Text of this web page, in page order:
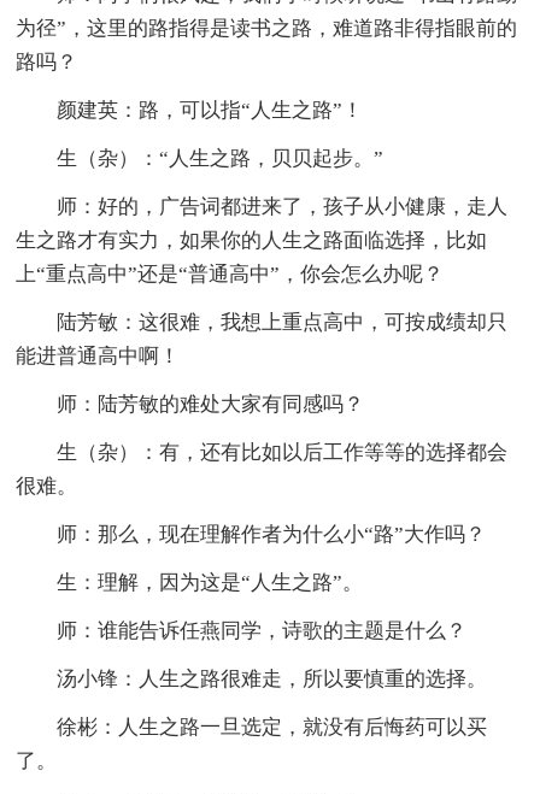
为径”，这里的路指得是读书之路，难道路非得指眼前的
路吗？
颜建英：路，可以指“人生之路”！
生（杂）：“人生之路，贝贝起步。”
师：好的，广告词都进来了，孩子从小健康，走人
生之路才有实力，如果你的人生之路面临选择，比如
上“重点高中”还是“普通高中”，你会怎么办呢？
陆芳敏：这很难，我想上重点高中，可按成绩却只
能进普通高中啊！
师：陆芳敏的难处大家有同感吗？
生（杂）：有，还有比如以后工作等等的选择都会
很难。
师：那么，现在理解作者为什么小“路”大作吗？
生：理解，因为这是“人生之路”。
师：谁能告诉任燕同学，诗歌的主题是什么？
汤小锋：人生之路很难走，所以要慎重的选择。
徐彬：人生之路一旦选定，就没有后悔药可以买
了。